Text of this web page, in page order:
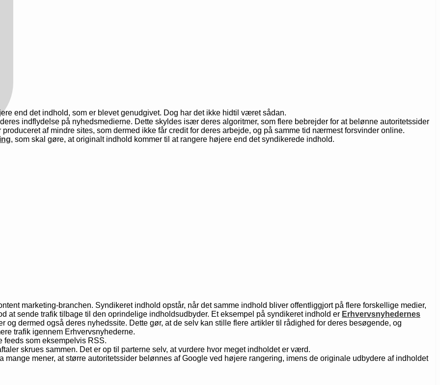
end det indhold, som er blevet genudgivet. Dog har det ikke hidtil været sådan.
indflydelse på nyhedsmedierne. Dette skyldes især deres algoritmer, som flere bebrejder for at belønne autoritetssider
af mindre sites, som dermed ikke får credit for deres arbejde, og på samme tid nærmest forsvinder online.
, som skal gøre, at originalt indhold kommer til at rangere højere end det syndikerede indhold.
marketing-branchen. Syndikeret indhold opstår, når det samme indhold bliver offentliggjort på flere forskellige medier,
at sende trafik tilbage til den oprindelige indholdsudbyder. Et eksempel på syndikeret indhold er Erhvervsnyhedernes
og dermed også deres nyhedssite. Dette gør, at de selv kan stille flere artikler til rådighed for deres besøgende, og
trafik igennem Erhvervsnyhederne.
feeds som eksempelvis RSS.
skrues sammen. Det er op til parterne selv, at vurdere hvor meget indholdet er værd.
mange mener, at større autoritetssider belønnes af Google ved højere rangering, imens de originale udbydere af indholdet